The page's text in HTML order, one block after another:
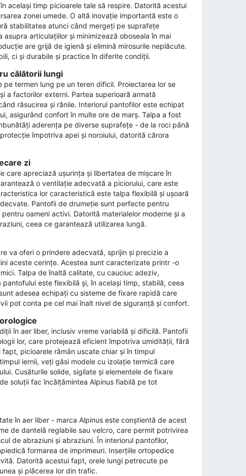
același timp picioarele tale să respire. Datorită acestui
zonei umede. O altă inovație importantă este o
stabilitatea atunci când mergeți pe suprafețe
articulațiilor și minimizează oboseala în mai
are grijă de igienă și elimină mirosurile neplăcute.
ci și durabile și practice în diferite condiții.
călătorii lungi
termen lung pe un teren dificil. Proiectarea lor se
a factorilor externi. Partea superioară armată
răsucirea și rănile. Interiorul pantofilor este echipat
asigurând confort în multe ore de marș. Talpa a fost
aderența pe diverse suprafețe - de la roci până
împotriva apei și noroiului, datorită cărora
zi
care apreciază ușurința și libertatea de mișcare în
o ventilație adecvată a piciorului, care este
lor caracteristică este talpa flexibilă și ușoară
Pantofii de drumeție sunt perfecte pentru
oameni activi. Datorită materialelor moderne și a
ceea ce garantează utilizarea lungă.
va oferi o prindere adecvată, sprijin și precizie a
aceste cerințe. Acestea sunt caracterizate printr -o
Talpa de înaltă calitate, cu cauciuc adeziv,
este flexibilă și, în același timp, stabilă, ceea
adesea echipați cu sisteme de fixare rapidă care
pot conta pe cel mai înalt nivel de siguranță și confort.
în aer liber, inclusiv vreme variabilă și dificilă. Pantofii
lor, care protejează eficient împotriva umidității, fără
picioarele rămân uscate chiar și în timpul
iernii, veți găsi modele cu izolație termică care
Cusăturile solide, sigilate și elementele de fixare
soluții fac încălțămintea Alpinus fiabilă pe tot
în aer liber - marca Alpinus este conștientă de acest
de dantelă reglabile sau velcro, care permit potrivirea
de abraziuni și abraziuni. În interiorul pantofilor,
formarea de imprimeuri. Inserțiile ortopedice
Datorită acestui fapt, orele lungi petrecute pe
și plăcerea lor din trafic.